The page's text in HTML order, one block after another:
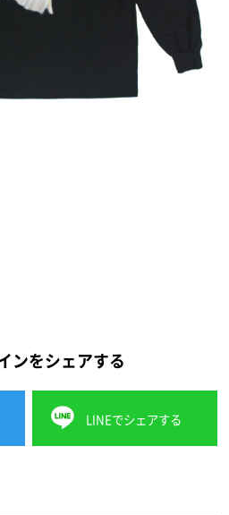
ンをシェアする
LINEでシェアする